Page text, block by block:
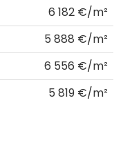
6 182 €/m²
5 888 €/m²
6 556 €/m²
5 819 €/m²